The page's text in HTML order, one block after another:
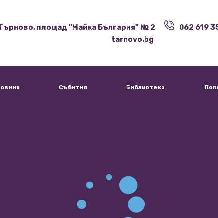
площад "Майка България" № 2
062 619
tarnovo.bg
Събития Библиотека